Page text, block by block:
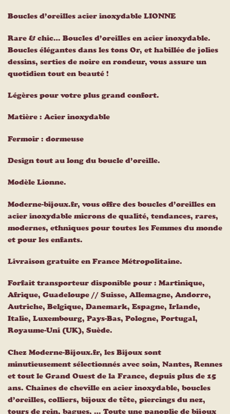
Boucles d’oreilles acier inoxydable LIONNE
Rare & chic… Boucles d’oreilles en acier inoxydable.
Boucles élégantes dans les tons Or, et habillée de jolies
dessins, serties de noire en rondeur, vous assure un
quotidien tout en beauté !
Légères pour votre plus grand confort.
Matière : Acier inoxydable
Fermoir : dormeuse
Design tout au long du boucle d’oreille.
Modèle Lionne.
Moderne-bijoux.fr, vous offre des boucles d’oreilles en
acier inoxydable microns de qualité, tendances, rares,
modernes, ethniques pour toutes les Femmes du monde
et pour les enfants.
Livraison gratuite en France Métropolitaine.
Forfait transporteur disponible pour : Martinique,
Afrique, Guadeloupe // Suisse, Allemagne, Andorre,
Autriche, Belgique, Danemark, Espagne, Irlande,
Italie, Luxembourg, Pays-Bas, Pologne, Portugal,
Royaume-Uni (UK), Suède.
Chez Moderne-Bijoux.fr, les Bijoux sont
minutieusement sélectionnés avec soin, Nantes, Rennes
et tout le Grand Ouest de la France, depuis plus de 15
ans. Chaines de cheville en acier inoxydable, boucles
d’oreilles, colliers, bijoux de tête, piercings du nez,
tours de rein, bagues, … Toute une panoplie de bijoux